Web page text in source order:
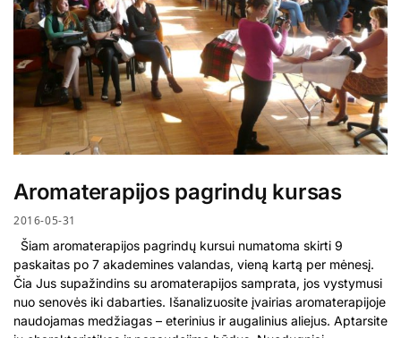
Aromaterapijos pagrindų kursas
2016-05-31
Šiam aromaterapijos pagrindų kursui numatoma skirti 9
paskaitas po 7 akademines valandas, vieną kartą per mėnesį.
Čia Jus supažindins su aromaterapijos samprata, jos vystymusi
nuo senovės iki dabarties. Išanalizuosite įvairias aromaterapijoje
naudojamas medžiagas – eterinius ir augalinius aliejus. Aptarsite